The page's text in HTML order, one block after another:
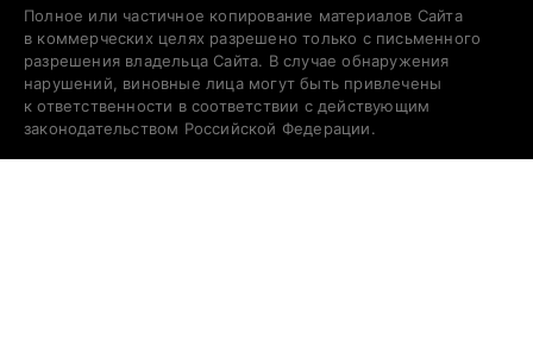
Полное или частичное копирование материалов Сайта
в коммерческих целях разрешено только с письменного
разрешения владельца Сайта. В случае обнаружения
нарушений, виновные лица могут быть привлечены
к ответственности в соответствии с действующим
законодательством Российской Федерации.